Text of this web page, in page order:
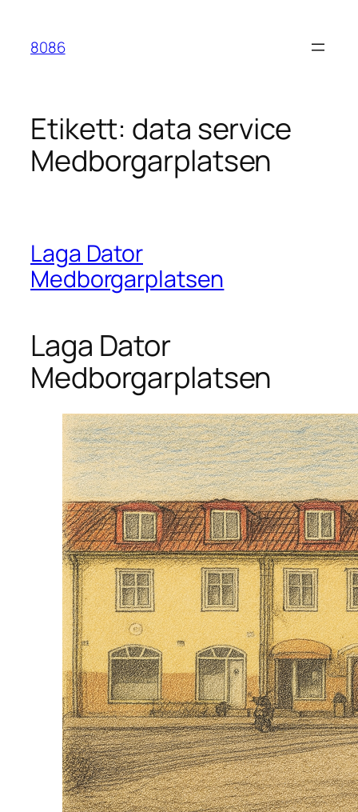
innehåll
8086
Etikett: data service
Medborgarplatsen
Laga Dator
Medborgarplatsen
Laga Dator
Medborgarplatsen